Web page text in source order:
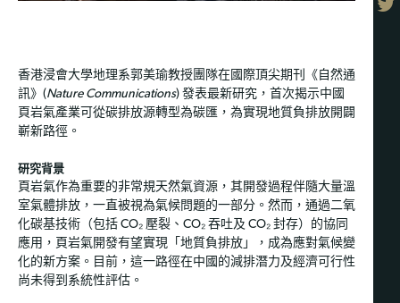
香港浸會大學地理系郭美瑜教授團隊在國際頂尖期刊《自然通
訊》(Nature Communications) 發表最新研究，首次揭示中國
頁岩氣產業可從碳排放源轉型為碳匯，為實現地質負排放開闢
嶄新路徑。
研究背景
頁岩氣作為重要的非常規天然氣資源，其開發過程伴隨大量溫
室氣體排放，一直被視為氣候問題的一部分。然而，通過二氧
化碳基技術（包括 CO₂ 壓裂、CO₂ 吞吐及 CO₂ 封存）的協同
應用，頁岩氣開發有望實現「地質負排放」，成為應對氣候變
化的新方案。目前，這一路徑在中國的減排潛力及經濟可行性
尚未得到系統性評估。